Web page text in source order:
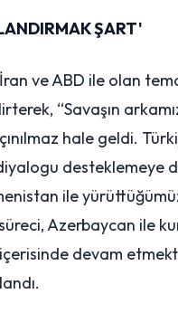
ŞART'
ve ABD ile olan
“Savaşın
hale geldi.
desteklemeye
ile
Azerbaycan ile
devam